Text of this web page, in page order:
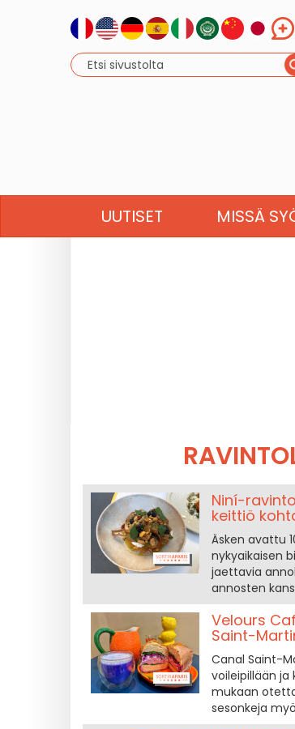
UUTISET MISSÄ
Niní-
keittiö
Äsken avattu
nykyaikaisen
jaettavia
annosten
Velours
Saint-
Canal Saint-
voileipillään ja
mukaan
sesonkeja